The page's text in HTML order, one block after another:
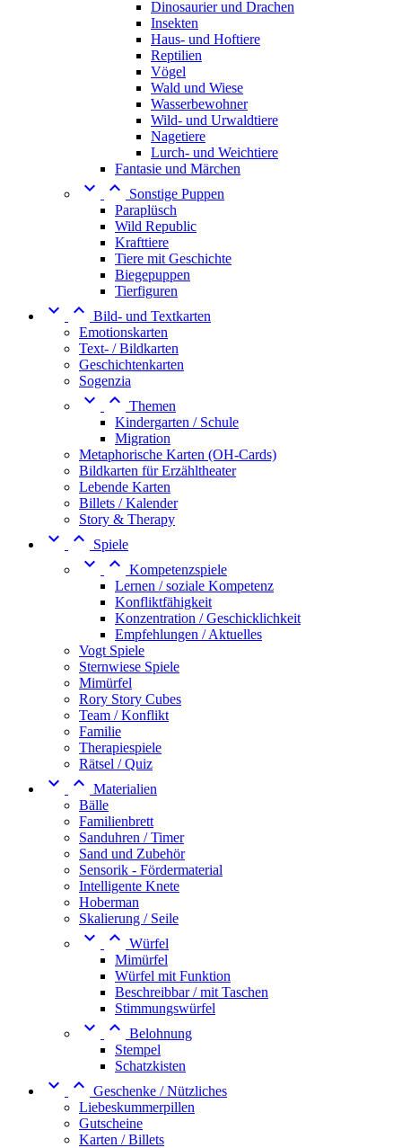
Dinosaurier und Drachen
Insekten
Haus- und Hoftiere
Reptilien
Vögel
Wald und Wiese
Wasserbewohner
Wild- und Urwaldtiere
Nagetiere
Lurch- und Weichtiere
Fantasie und Märchen
 
Sonstige Puppen
Paraplüsch
Wild Republic
Krafttiere
Tiere mit Geschichte
Biegepuppen
Tierfiguren
  Bild- und Textkarten
Emotionskarten
Text- / Bildkarten
Geschichtenkarten
Sogenzia
  Themen
Kindergarten / Schule
Migration
Metaphorische Karten (OH-Cards)
Bildkarten für Erzähltheater
Lebende Karten
Billets / Kalender
Story & Therapy
  Spiele
  Kompetenzspiele
Lernen / soziale Kompetenz
Konfliktfähigkeit
Konzentration / Geschicklichkeit
Empfehlungen / Aktuelles
Vogt Spiele
Sternwiese Spiele
Mimürfel
Rory Story Cubes
Team / Konflikt
Familie
Therapiespiele
Rätsel / Quiz
  Materialien
Bälle
Familienbrett
Sanduhren / Timer
Sand und Zubehör
Sensorik - Fördermaterial
Intelligente Knete
Hoberman
Skalierung / Seile
  Würfel
Mimürfel
Würfel mit Funktion
Beschreibbar / mit Taschen
Stimmungswürfel
  Belohnung
Stempel
Schatzkisten
  Geschenke / Nützliches
Liebeskummerpillen
Gutscheine
Karten / Billets